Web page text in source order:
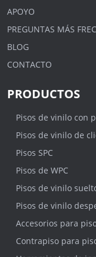
APOYO
PREGUNTAS MÁS
BLOG
CONTACTO
PRODUCTOS
Pisos de vinilo con
Pisos de vinilo de
Pisos SPC
Pisos de WPC
Pisos de vinilo
Pisos de vinilo
Accesorios para
Contrapiso para